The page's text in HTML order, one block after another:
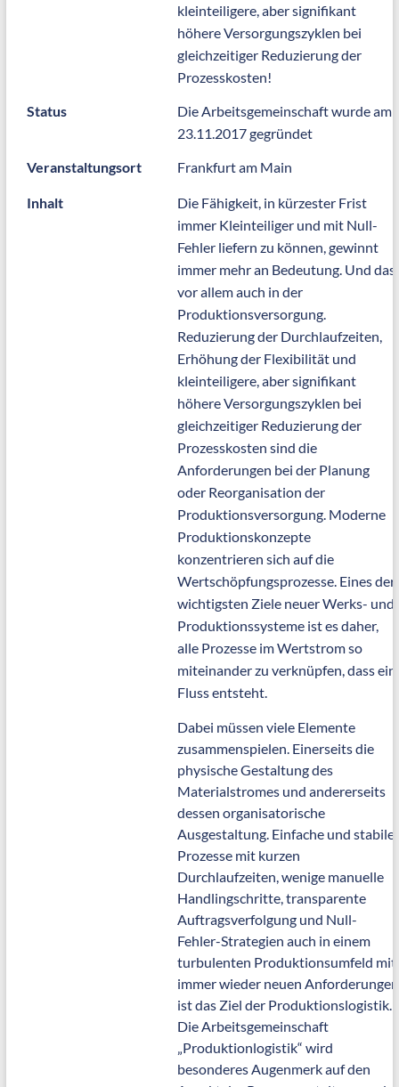
kleinteiligere, aber signifikant
höhere Versorgungszyklen bei
gleichzeitiger Reduzierung der
Prozesskosten!
Status
Die Arbeitsgemeinschaft wurde am
23.11.2017 gegründet
Veranstaltungsort
Frankfurt am Main
Inhalt
Die Fähigkeit, in kürzester Frist
immer Kleinteiliger und mit Null-
Fehler liefern zu können, gewinnt
immer mehr an Bedeutung. Und das
vor allem auch in der
Produktionsversorgung.
Reduzierung der Durchlaufzeiten,
Erhöhung der Flexibilität und
kleinteiligere, aber signifikant
höhere Versorgungszyklen bei
gleichzeitiger Reduzierung der
Prozesskosten sind die
Anforderungen bei der Planung
oder Reorganisation der
Produktionsversorgung. Moderne
Produktionskonzepte
konzentrieren sich auf die
Wertschöpfungsprozesse. Eines der
wichtigsten Ziele neuer Werks- und
Produktionssysteme ist es daher,
alle Prozesse im Wertstrom so
miteinander zu verknüpfen, dass ein
Fluss entsteht.
Dabei müssen viele Elemente
zusammenspielen. Einerseits die
physische Gestaltung des
Materialstromes und andererseits
dessen organisatorische
Ausgestaltung. Einfache und stabile
Prozesse mit kurzen
Durchlaufzeiten, wenige manuelle
Handlingschritte, transparente
Auftragsverfolgung und Null-
Fehler-Strategien auch in einem
turbulenten Produktionsumfeld mit
immer wieder neuen Anforderungen
ist das Ziel der Produktionslogistik.
Die Arbeitsgemeinschaft
„Produktionlogistik“ wird
besonderes Augenmerk auf den